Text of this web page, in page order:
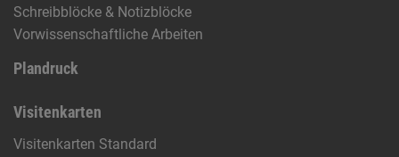
Schreibblöcke & Notizblöcke
Vorwissenschaftliche Arbeiten
Plandruck
Visitenkarten
Visitenkarten Standard